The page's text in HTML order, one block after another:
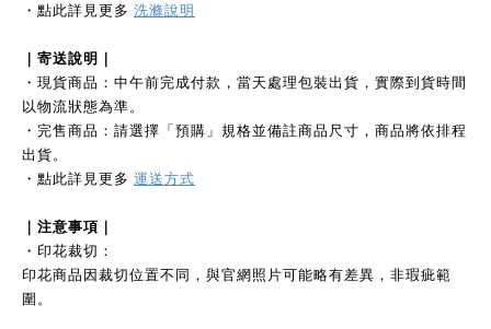
・點此詳見更多 洗滌說明
｜寄送說明｜
・現貨商品：中午前完成付款，當天處理包裝出貨，實際到貨時間
以物流狀態為準。
・完售商品：請選擇「預購」規格並備註商品尺寸，商品將依排程
出貨。
・點此詳見更多 運送方式
｜注意事項｜
・印花裁切：
印花商品因裁切位置不同，與官網照片可能略有差異，非瑕疵範
圍。